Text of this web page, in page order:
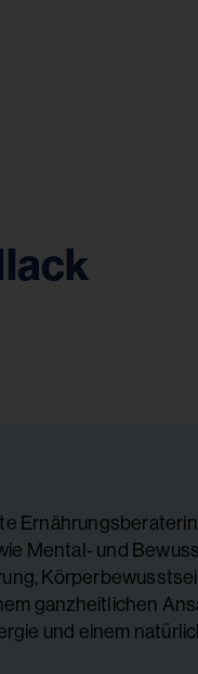
Mental- und
ganzheitlichen
und einem